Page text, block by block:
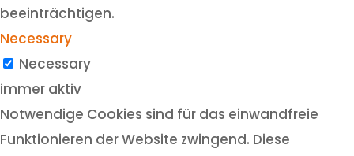
beeinträchtigen.
Necessary
Necessary
immer aktiv
Notwendige Cookies sind für das einwandfreie
Funktionieren der Website zwingend. Diese